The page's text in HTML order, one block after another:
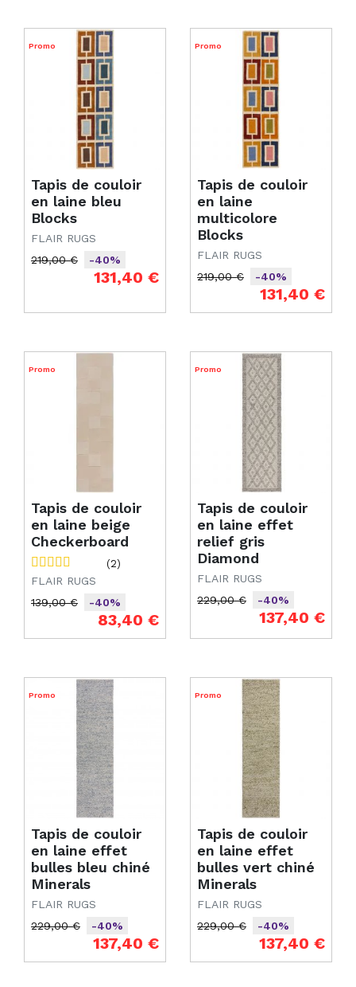
Tapis de couloir
en laine bleu
Blocks
FLAIR RUGS
Prix de base
219,00 €
-40%
131,40 €
Promo
Tapis de couloir
en laine
multicolore
Blocks
FLAIR RUGS
Prix de base
219,00 €
-40%
131,40 €
Promo
Tapis de couloir
en laine beige
Checkerboard
(2)
FLAIR RUGS
139,00 €
-40%
83,40 €
Promo
Tapis de couloir
en laine effet
relief gris
Diamond
FLAIR RUGS
Prix de base
229,00 €
-40%
137,40 €
Promo
Tapis de couloir
en laine effet
bulles bleu chiné
Minerals
FLAIR RUGS
Prix de base
229,00 €
-40%
137,40 €
Promo
Tapis de couloir
en laine effet
bulles vert chiné
Minerals
FLAIR RUGS
Prix de base
229,00 €
-40%
137,40 €
Promo